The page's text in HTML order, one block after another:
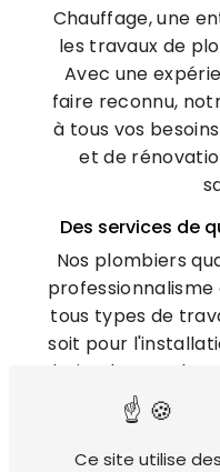
Chauffage, une
les travaux de
Avec une
faire reconnu,
à tous vos
et de
Des services de
Nos plombiers
tous types de
soit pour
bains, le
la réparation
à votre
solutions
Ce site utilise des